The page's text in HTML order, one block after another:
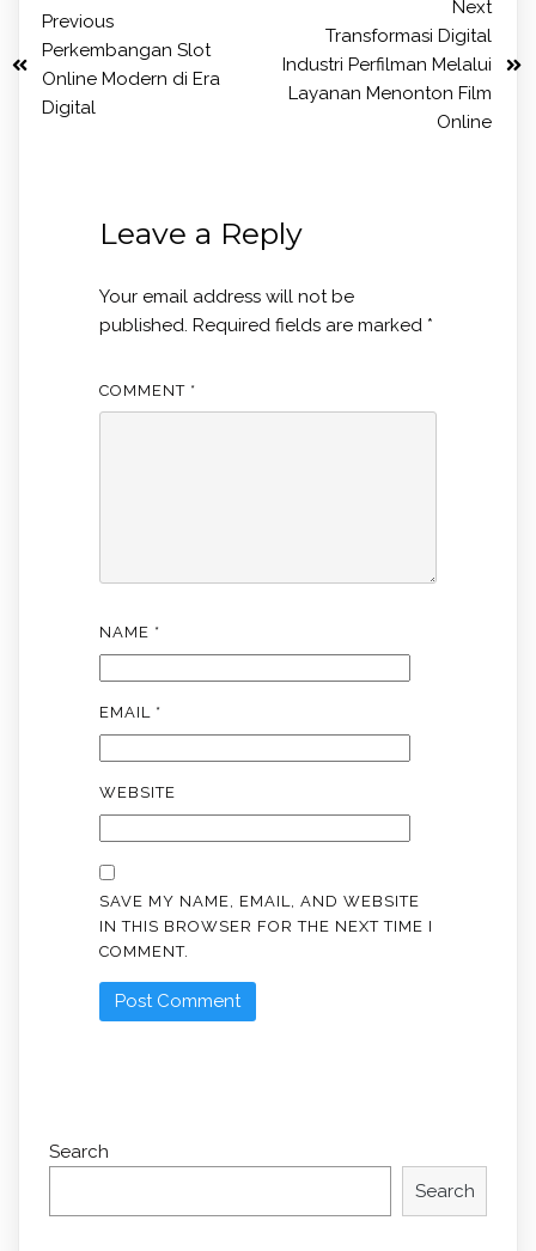
Previous
Perkembangan Slot
Online Modern di Era
Digital
Next
Transformasi Digital
Industri Perfilman Melalui
Layanan Menonton Film
Online
Leave a Reply
Your email address will not be
published. Required fields are marked *
COMMENT *
NAME *
EMAIL *
WEBSITE
SAVE MY NAME, EMAIL, AND WEBSITE
IN THIS BROWSER FOR THE NEXT TIME I
COMMENT.
Search
Search